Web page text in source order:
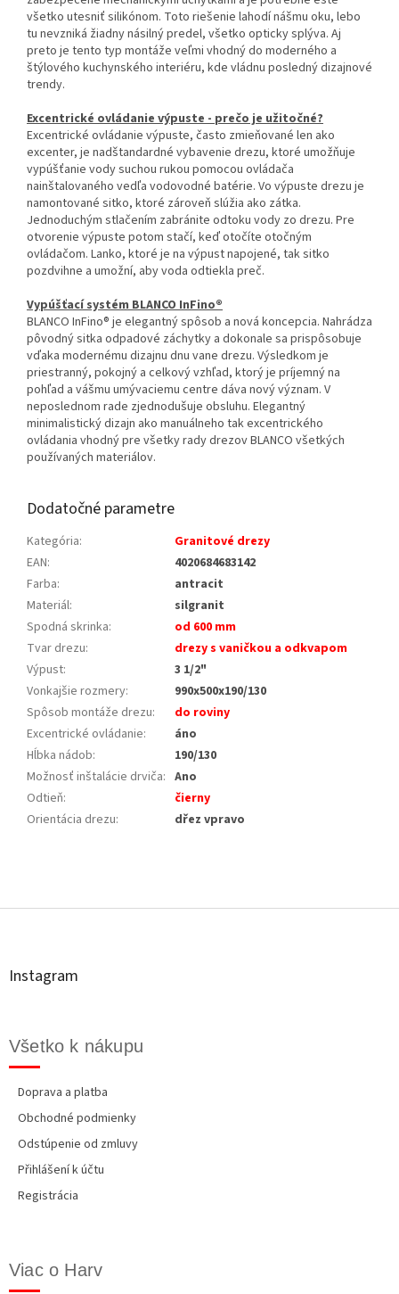
všetko utesniť silikónom. Toto riešenie lahodí nášmu oku, lebo
tu nevzniká žiadny násilný predel, všetko opticky splýva. Aj
preto je tento typ montáže veľmi vhodný do moderného a
štýlového kuchynského interiéru, kde vládnu posledný dizajnové
trendy.
Excentrické ovládanie výpuste - prečo je užitočné?
Excentrické ovládanie výpuste, často zmieňované len ako
excenter, je nadštandardné vybavenie drezu, ktoré umožňuje
vypúšťanie vody suchou rukou pomocou ovládača
nainštalovaného vedľa vodovodné batérie. Vo výpuste drezu je
namontované sitko, ktoré zároveň slúžia ako zátka.
Jednoduchým stlačením zabránite odtoku vody zo drezu. Pre
otvorenie výpuste potom stačí, keď otočíte otočným
ovládačom. Lanko, ktoré je na výpust napojené, tak sitko
pozdvihne a umožní, aby voda odtiekla preč.
Vypúšťací systém BLANCO InFino®
BLANCO InFino® je elegantný spôsob a nová koncepcia. Nahrádza
pôvodný sitka odpadové záchytky a dokonale sa prispôsobuje
vďaka modernému dizajnu dnu vane drezu. Výsledkom je
priestranný, pokojný a celkový vzhľad, ktorý je príjemný na
pohľad a vášmu umývaciemu centre dáva nový význam. V
neposlednom rade zjednodušuje obsluhu. Elegantný
minimalistický dizajn ako manuálneho tak excentrického
ovládania vhodný pre všetky rady drezov BLANCO všetkých
používaných materiálov.
Dodatočné parametre
Kategória:
Granitové drezy
EAN:
4020684683142
Farba:
antracit
Materiál:
silgranit
Spodná skrinka:
od 600 mm
Tvar drezu:
drezy s vaničkou a odkvapom
Výpust:
3 1/2"
Vonkajšie rozmery:
990x500x190/130
Spôsob montáže drezu:
do roviny
Excentrické ovládanie:
áno
Hĺbka nádob:
190/130
Možnosť inštalácie drviča: Ano
Odtieň:
čierny
Orientácia drezu: dřez vpravo
á
Instagram
Všetko k nákupu
Doprava a platba
Obchodné podmienky
Odstúpenie od zmluvy
Přihlášení k účtu
Registrácia
Viac o Harv